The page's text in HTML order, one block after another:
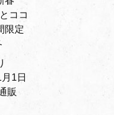
ココ
限定
1日
販